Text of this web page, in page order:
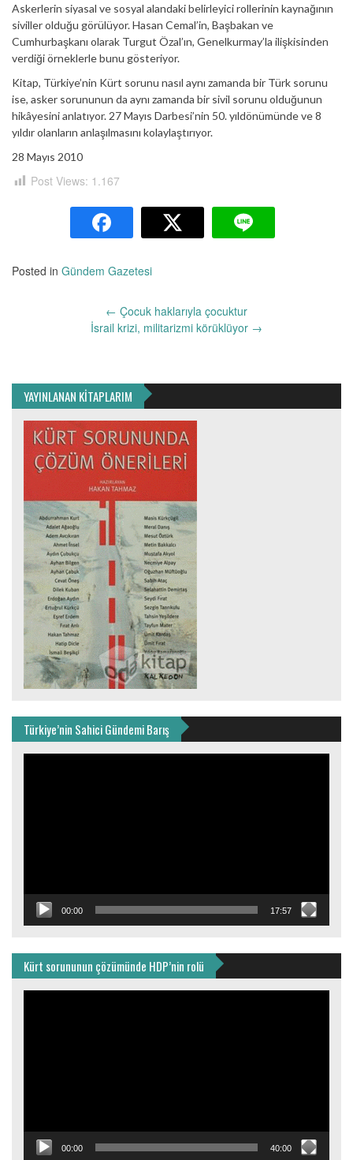
Askerlerin siyasal ve sosyal alandaki belirleyici rollerinin kaynağının
siviller olduğu görülüyor. Hasan Cemal’in, Başbakan ve
Cumhurbaşkanı olarak Turgut Özal’ın, Genelkurmay’la ilişkisinden
verdiği örneklerle bunu gösteriyor.
Kitap, Türkiye’nin Kürt sorunu nasıl aynı zamanda bir Türk sorunu
ise, asker sorununun da aynı zamanda bir sivil sorunu olduğunun
hikâyesini anlatıyor. 27 Mayıs Darbesi’nin 50. yıldönümünde ve 8
yıldır olanların anlaşılmasını kolaylaştırıyor.
28 Mayıs 2010
Post Views: 1.167
Posted in Gündem Gazetesi
← Çocuk haklarıyla çocuktur
İsrail krizi, militarizmi körüklüyor →
YAYINLANAN KİTAPLARIM
Türkiye’nin Sahici Gündemi Barış
00:00 17:57
Kürt sorununun çözümünde HDP’nin rolü
00:00 40:00